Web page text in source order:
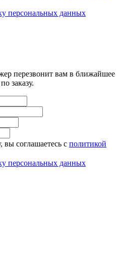
персональных данных
перезвонит вам в ближайшее
заказу.
соглашаетесь с политикой
персональных данных